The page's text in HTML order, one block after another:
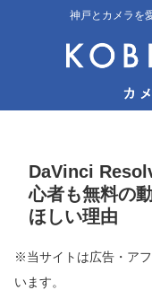
神戸とカメラを
DaVinci
心者も無料の
ほしい理由
※当サイトは広告・ア
います。